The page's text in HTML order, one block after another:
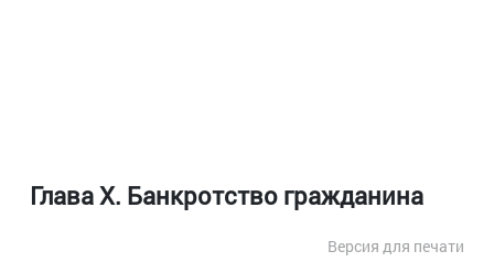
Глава X. Банкротство гражданина
Версия для печати